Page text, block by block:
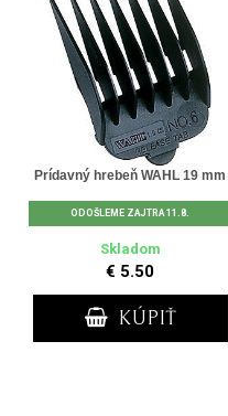
Prídavný hrebeň WAHL 19 mm
ODOŠLEME ZAJTRA 11.8.
Skladom
€ 5.50
KÚPIŤ